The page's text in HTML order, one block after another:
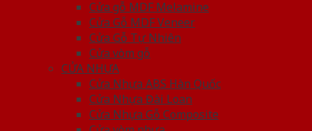
Cửa gỗ MDF Melamine
Cửa Gỗ MDF Veneer
Cửa Gỗ Tự Nhiên
Cửa vòm gỗ
CỬA NHỰA
Cửa Nhựa ABS Hàn Quốc
Cửa Nhựa Đài Loan
Cửa Nhựa Gỗ Composite